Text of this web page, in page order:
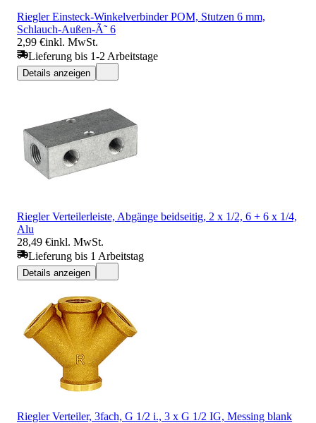
Riegler Einsteck-Winkelverbinder POM, Stutzen 6 mm,
Schlauch-Außen-Ã˜ 6
2,99 €inkl. MwSt.
Lieferung bis 1-2 Arbeitstage
Details anzeigen
Riegler Verteilerleiste, Abgänge beidseitig, 2 x 1/2, 6 + 6 x 1/4,
Alu
28,49 €inkl. MwSt.
Lieferung bis 1 Arbeitstag
Details anzeigen
Riegler Verteiler, 3fach, G 1/2 i., 3 x G 1/2 IG, Messing blank